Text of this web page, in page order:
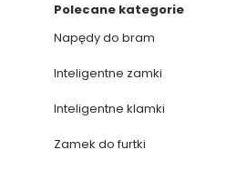
Polecane kategorie
Napędy do bram
Inteligentne zamki
Inteligentne klamki
Zamek do furtki